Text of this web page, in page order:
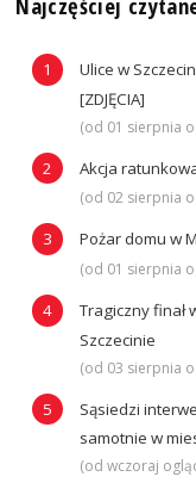
Ulice w
[ZDJĘCIA]
(od 01 sierpnia
Akcja
(od 02 sierpnia
Pożar domu w
(od 01 sierpnia
Tragiczny finał
Szczecinie
(od 03 sierpnia
Sąsiedzi
samotnie w
(od wczoraj